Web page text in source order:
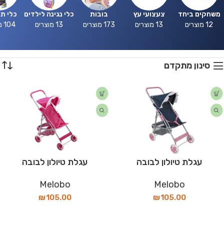
משחקים ביחד
12 מוצרים
צעצועי עץ
13 מוצרים
בובות
173 מוצרים
כלי נגינה לילדים
13 מוצרים
כלי
104 מוצרים
סינון מתקדם
עגלת טיולון לבובה
Melobo
₪105.00
עגלת טיולון לבובה
Melobo
₪105.00